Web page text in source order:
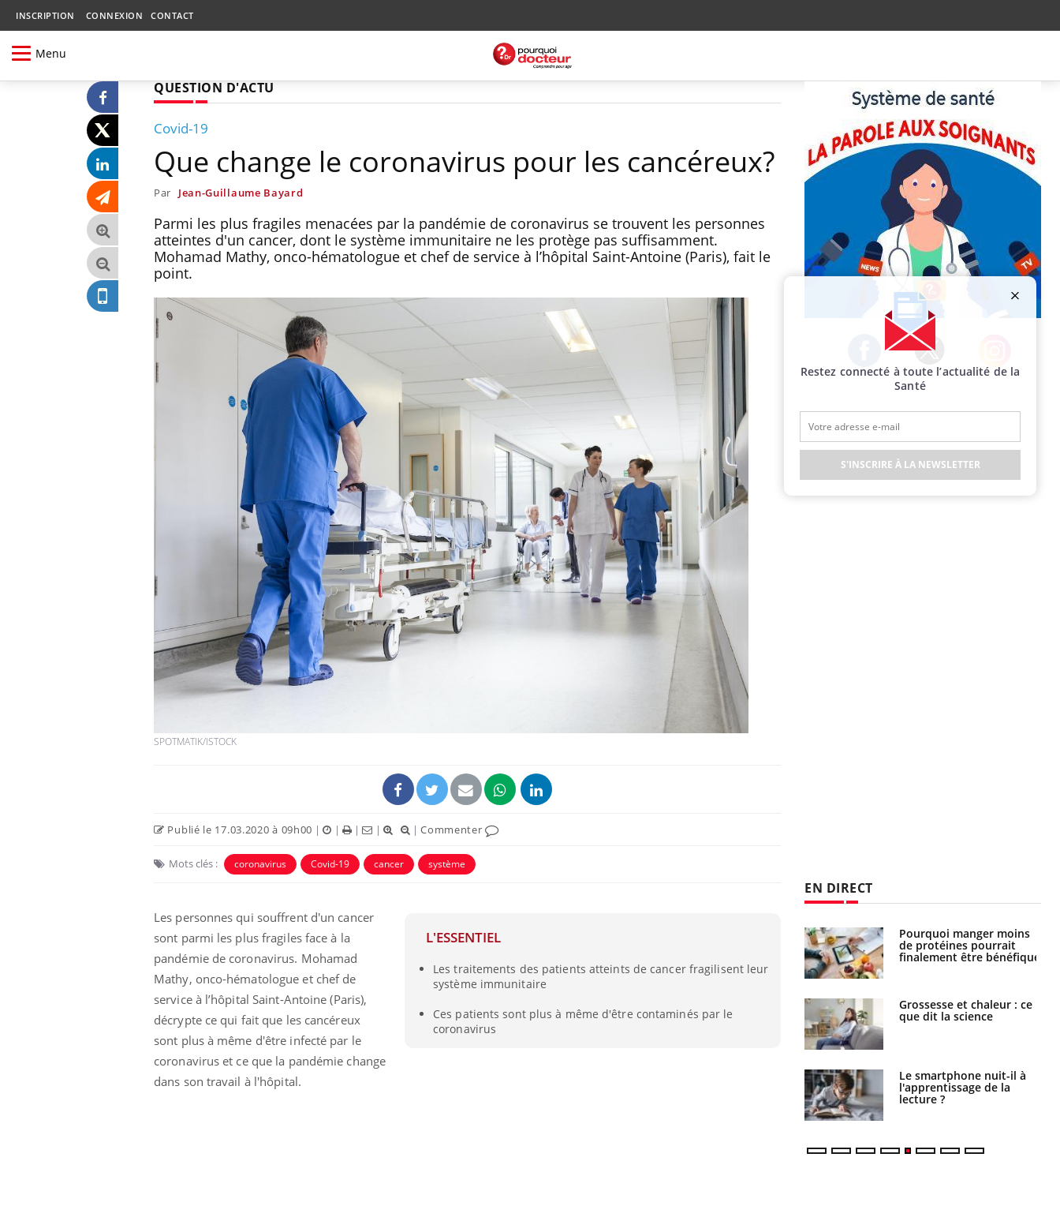
INSCRIPTION CONNEXION CONTACT
Menu
QUESTION D'ACTU
Covid-19
Que change le coronavirus pour les cancéreux?
Par Jean-Guillaume Bayard
Parmi les plus fragiles menacées par la pandémie de coronavirus se trouvent les personnes
atteintes d'un cancer, dont le système immunitaire ne les protège pas suffisamment.
Mohamad Mathy, onco-hématologue et chef de service à l’hôpital Saint-Antoine (Paris), fait le
point.
SPOTMATIK/ISTOCK
Publié le 17.03.2020 à 09h00 | | | | |Commenter
Mots clés : coronavirus Covid-19 cancer système
L'ESSENTIEL
Les traitements des patients atteints de cancer fragilisent leur
système immunitaire
Ces patients sont plus à même d'être contaminés par le
coronavirus
Les personnes qui souffrent d'un cancer
sont parmi les plus fragiles face à la
pandémie de coronavirus. Mohamad
Mathy, onco-hématologue et chef de
service à l’hôpital Saint-Antoine (Paris),
décrypte ce qui fait que les cancéreux
sont plus à même d'être infecté par le
coronavirus et ce que la pandémie change
dans son travail à l'hôpital.
Facebook Twitter Instagram
EN DIRECT
Cancer colorectal : une
stratégie simple aurait
changé la donne au Pays
Chikungunya, dengue,
West Nile : que se passe-
t-il dans le sud de la
France ?
Les médicaments GLP-1
protègent-ils aussi les os
Cytomégalovirus : ce qui
change dans la prise en
enceintes
de dormir la nuit ? pourquoi le risque de
Pourquoi manger moins
de protéines pourrait
finalement être bénéfique
Grossesse et chaleur : ce
que dit la science
Le smartphone nuit-il à
l'apprentissage de la
lecture ?
Restez connecté à toute l’actualité de la
Santé
S'INSCRIRE À LA NEWSLETTER